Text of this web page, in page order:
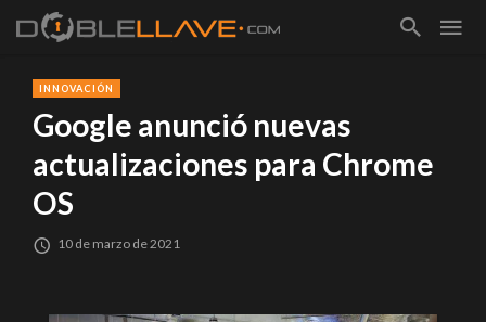
INNOVACIÓN
Google anunció nuevas
actualizaciones para Chrome
OS
10 de marzo de 2021